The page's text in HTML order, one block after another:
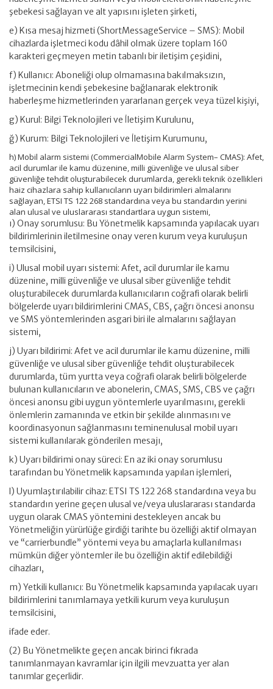
şebekesi sağlayan ve alt yapısını işleten şirketi,
e) Kısa mesaj hizmeti (ShortMessageService – SMS): Mobil
cihazlarda işletmeci kodu dâhil olmak üzere toplam 160
karakteri geçmeyen metin tabanlı bir iletişim çeşidini,
f) Kullanıcı: Aboneliği olup olmamasına bakılmaksızın,
işletmecinin kendi şebekesine bağlanarak elektronik
haberleşme hizmetlerinden yararlanan gerçek veya tüzel kişiyi,
g) Kurul: Bilgi Teknolojileri ve İletişim Kurulunu,
ğ) Kurum: Bilgi Teknolojileri ve İletişim Kurumunu,
h) Mobil alarm sistemi (CommercialMobile Alarm System– CMAS): Afet,
acil durumlar ile kamu düzenine, milli güvenliğe ve ulusal siber
güvenliğe tehdit oluşturabilecek durumlarda, gerekli teknik özellikleri
haiz cihazlara sahip kullanıcıların uyarı bildirimleri almalarını
sağlayan, ETSI TS 122 268 standardına veya bu standardın yerini
alan ulusal ve uluslararası standartlara uygun sistemi,
ı) Onay sorumlusu: Bu Yönetmelik kapsamında yapılacak uyarı
bildirimlerinin iletilmesine onay veren kurum veya kuruluşun
temsilcisini,
i) Ulusal mobil uyarı sistemi: Afet, acil durumlar ile kamu
düzenine, milli güvenliğe ve ulusal siber güvenliğe tehdit
oluşturabilecek durumlarda kullanıcıların coğrafi olarak belirli
bölgelerde uyarı bildirimlerini CMAS, CBS, çağrı öncesi anonsu
ve SMS yöntemlerinden asgari biri ile almalarını sağlayan
sistemi,
j) Uyarı bildirimi: Afet ve acil durumlar ile kamu düzenine, milli
güvenliğe ve ulusal siber güvenliğe tehdit oluşturabilecek
durumlarda, tüm yurtta veya coğrafi olarak belirli bölgelerde
bulunan kullanıcıların ve abonelerin, CMAS, SMS, CBS ve çağrı
öncesi anonsu gibi uygun yöntemlerle uyarılmasını, gerekli
önlemlerin zamanında ve etkin bir şekilde alınmasını ve
koordinasyonun sağlanmasını teminenulusal mobil uyarı
sistemi kullanılarak gönderilen mesajı,
k) Uyarı bildirimi onay süreci: En az iki onay sorumlusu
tarafından bu Yönetmelik kapsamında yapılan işlemleri,
l) Uyumlaştırılabilir cihaz: ETSI TS 122 268 standardına veya bu
standardın yerine geçen ulusal ve/veya uluslararası standarda
uygun olarak CMAS yöntemini destekleyen ancak bu
Yönetmeliğin yürürlüğe girdiği tarihte bu özelliği aktif olmayan
ve “carrierbundle” yöntemi veya bu amaçlarla kullanılması
mümkün diğer yöntemler ile bu özelliğin aktif edilebildiği
cihazları,
m) Yetkili kullanıcı: Bu Yönetmelik kapsamında yapılacak uyarı
bildirimlerini tanımlamaya yetkili kurum veya kuruluşun
temsilcisini,
ifade eder.
(2) Bu Yönetmelikte geçen ancak birinci fıkrada
tanımlanmayan kavramlar için ilgili mevzuatta yer alan
tanımlar geçerlidir.